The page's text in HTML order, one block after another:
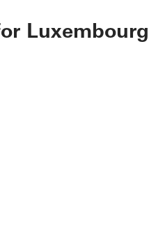
Luxembourg